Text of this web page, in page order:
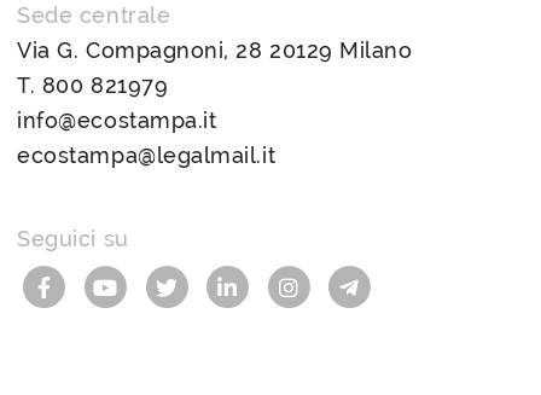
Sede centrale
Via G. Compagnoni, 28 20129 Milano
T. 800 821979
info@ecostampa.it
ecostampa@legalmail.it
Seguici su